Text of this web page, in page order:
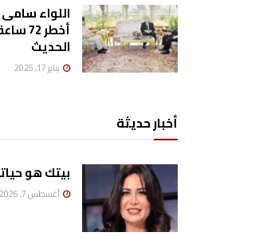
اللواء
أخطر
الحديث
يناير 17, 2025
أخبار حديثة
بيتك هو
أغسطس 7, 2026